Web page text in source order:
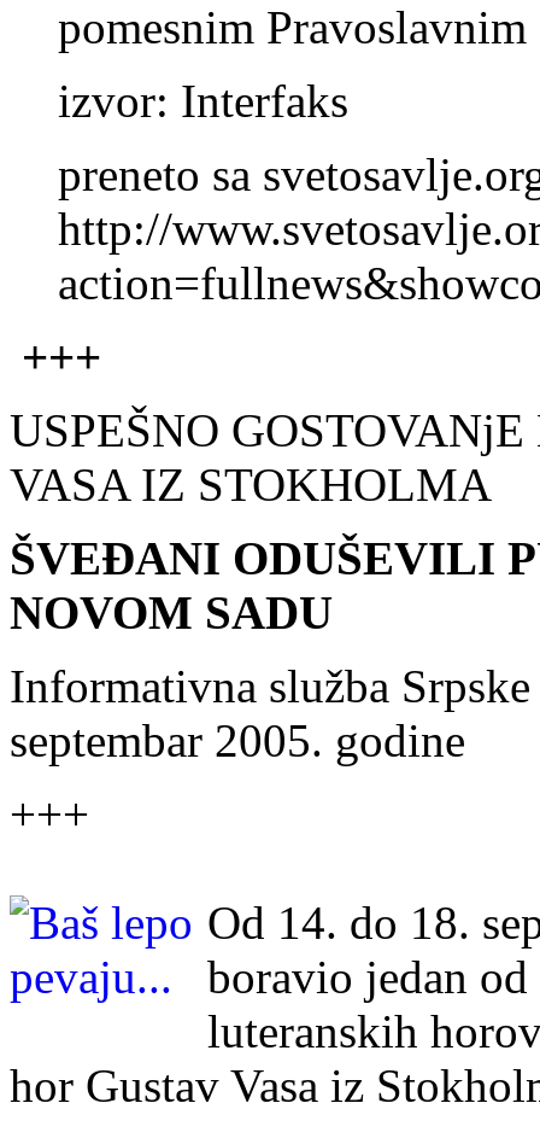
pomesnim Pravoslavnim
izvor: Interfaks
preneto sa
http://
+++
USPEŠNO
VASA IZ STOKHOLMA
ŠVEĐANI ODUŠEVILI
NOVOM SADU
Informativna služba
septembar 2005. godine
+++
Od 14. do 18.
boravio jedan
luteranskih
hor Gustav Vasa iz